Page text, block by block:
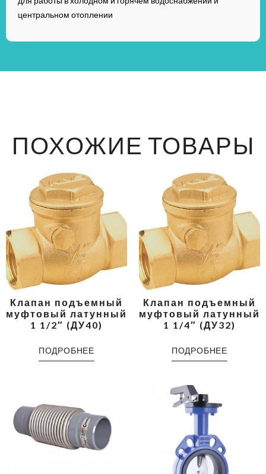
центральном отоплении
ПОХОЖИЕ ТОВАРЫ
Клапан подъемный
муфтовый латунный
1 1/2″ (ДУ40)
ПОДРОБНЕЕ
Клапан подъемный
муфтовый латунный
1 1/4″ (ДУ32)
ПОДРОБНЕЕ